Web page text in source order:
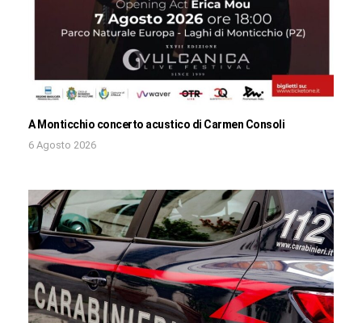
A Monticchio concerto acustico di Carmen Consoli
6 Agosto 2026